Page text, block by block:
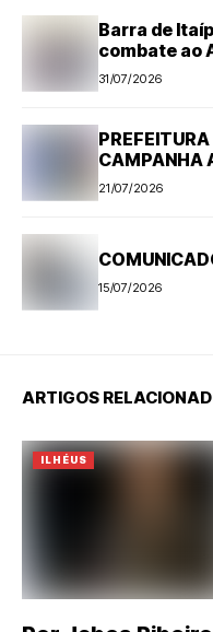
Barra de
combate ao
31/07/2026
CAMPANHA
21/07/2026
15/07/2026
ARTIGOS
ILHÉUS